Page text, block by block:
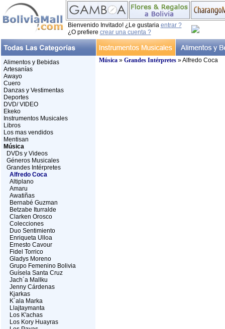
Bienvenido Invitado! ¿Le gustaria entrar ?
¿O prefiere crear una cuenta ?
Alimentos y Bebidas
Artesanías
Awayo
Cuero
Danzas y Vestimentas
Deportes
DVD/ VIDEO
Ekeko
Instrumentos Musicales
Libros
Los mas vendidos
Mentisan
Música
DVDs y Videos
Géneros Musicales
Grandes Intérpretes
Alfredo Coca
Altiplano
Amaru
Awatiñas
Bernabé Guzman
Betzabe Iturralde
Clarken Orosco
Colecciones
Duo Sentimiento
Enriqueta Ulloa
Ernesto Cavour
Fidel Torrico
Gladys Moreno
Grupo Femenino Bolivia
Guísela Santa Cruz
Jach´a Mallku
Jenny Cárdenas
Kjarkas
K´ala Marka
Llajtaymanta
Los K'achas
Los Kory Huayras
Música» Grandes Intérpretes» Alfredo Coca